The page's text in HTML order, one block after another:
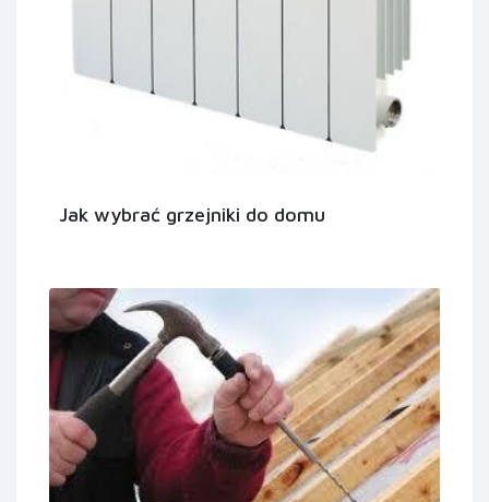
Jak wybrać grzejniki do domu